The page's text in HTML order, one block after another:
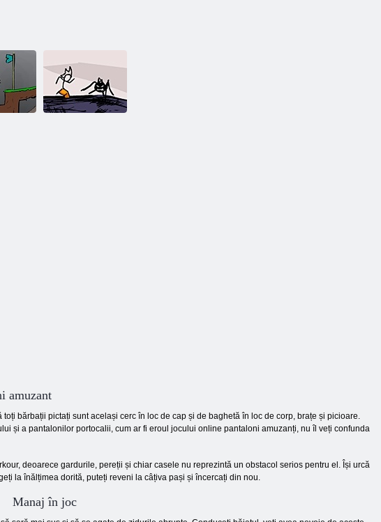
amuzant
bărbații pictați sunt același cerc în loc de cap și de baghetă în loc de corp, brațe și picioare.
și a pantalonilor portocalii, cum ar fi eroul jocului online pantaloni amuzanți, nu îl veți confunda
deoarece gardurile, pereții și chiar casele nu reprezintă un obstacol serios pentru el. Își urcă
la înălțimea dorită, puteți reveni la câțiva pași și încercați din nou.
Manaj în joc